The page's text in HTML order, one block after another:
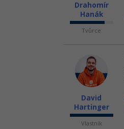
Drahomír
Hanák
Tvůrce
David
Hartinger
Vlastník